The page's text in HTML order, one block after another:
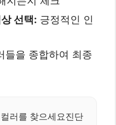
선택: 긍정적인 인
들을 종합하여 최종
러를 찾으세요진단